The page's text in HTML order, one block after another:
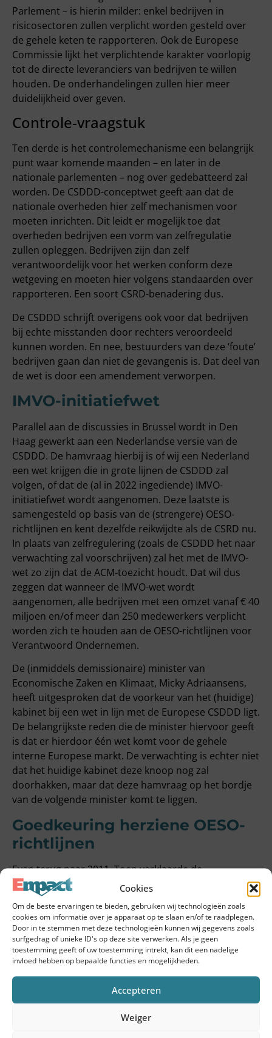
Cookies
Om de beste ervaringen te bieden, gebruiken wij technologieën zoals
cookies om informatie over je apparaat op te slaan en/of te raadplegen.
Door in te stemmen met deze technologieën kunnen wij gegevens zoals
surfgedrag of unieke ID's op deze site verwerken. Als je geen
toestemming geeft of uw toestemming intrekt, kan dit een nadelige
invloed hebben op bepaalde functies en mogelijkheden.
Accepteren
Weiger
Parlement – is hierin milder: enkel bedrijven in
risicosectoren zullen verplicht worden gesteld over
de gehele keten te rapporteren. Ook de Europese
Commissie lijkt het verplichtende karakter voorlopig
tot de directe leveranciers van bedrijven te willen
houden. De onderhandelingen zullen hier meer
duidelijkheid over geven.
Controle-vraagstuk
Ten derde is het controlemechanisme een belangrijk
punt waar komende maanden – en later in de
nationale parlementen – nog over gedebatteerd zal
worden. De CSDDD-conceptwet geeft aan dat de
nationale overheden hier zelf mechanismen voor
moeten inrichten. Dit leidt er mogelijk toe dat
overheden bedrijven een vorm van zelfregulatie
zullen opleggen. Bedrijven zijn dan zelf
verantwoordelijk voor het werken conform deze
wetgeving en moeten hier volgens standaarden over
rapporteren. Een soort CSRD-benadering dus.
De CSDDD schrijft overigens ook voor dat bedrijven
bij echte misstanden door rechters veroordeeld
kunnen worden. En nee, bestuurders van deze ‘foute’
bedrijven gaan dan niet de gevangenis is. Dat deel van
de wet is door een amendement verworpen.
IMVO-initiatiefwet
Parallel aan de discussies in Brussel wordt in Den
Haag gewerkt aan een Nederlandse versie van de
CSDDD. De hamvraag hierbij is of wij een Nederland
een wet krijgen die in grote lijnen de CSDDD zal
volgen, of dat de (al in 2022 ingediende) IMVO-
initiatiefwet wordt aangenomen. Deze laatste is
samengesteld op basis van de (strengere) OESO-
richtlijnen en kent dezelfde reikwijdte als de CSRD nu.
In plaats van zelfregulering (zoals de CSDDD het naar
verwachting zal voorschrijven) zal het met de IMVO-
wet zo zijn dat de ACM-toezicht houdt. Dat wil dus
zeggen dat wanneer de IMVO-wet wordt
aangenomen, alle bedrijven met een omzet vanaf € 40
miljoen en/of meer dan 250 medewerkers verplicht
worden zich te houden aan de OESO-richtlijnen voor
Verantwoord Ondernemen.
De (inmiddels demissionaire) minister van
Economische Zaken en Klimaat, Micky Adriaansens,
heeft uitgesproken dat de voorkeur van het (huidige)
kabinet bij een wet in lijn met de Europese CSDDD ligt.
De belangrijkste reden die de minister hiervoor geeft
is dat er hierdoor één wet komt voor de gehele
interne Europese markt. De verwachting is echter niet
dat het huidige kabinet deze knoop nog zal
doorhakken, maar dat deze hamvraag op het bordje
van de volgende minister komt te liggen.
Goedkeuring herziene OESO-
richtlijnen
Even terug naar 2011. Toen verklaarde de
Nederlandse overheid haar steun voor de – toen
nieuwe – OESO-richtlijnen voor Multinationale
Ondernemingen. Dit betekent dat de Nederlandse
overheid al sinds 2011 verwacht dat Nederlandse
bedrijven (en buitenlandse bedrijven actief in
Nederland) zich houden aan deze richtlijn voor
Responsible Business Conduct (RBC). In 2018 kwam
hier de OESO Due Diligence richtlijn bij: een aanpak
van zes procesmatige stappen voor bedrijven om de